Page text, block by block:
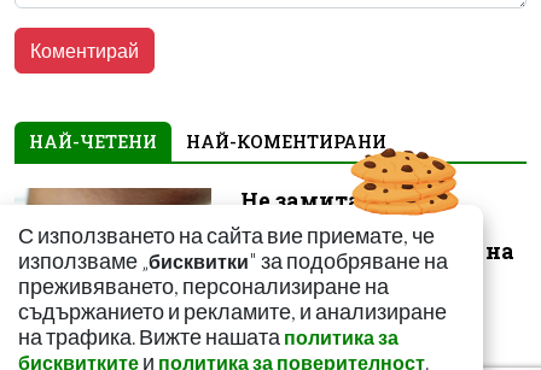
НАЙ-ЧЕТЕНИ НАЙ-КОМЕНТИРАНИ
Не замитайте тези
симптоми: Може да
сигнализират за рак на
щитовидната...
С използването на сайта вие приемате, че
използваме „бисквитки" за подобряване на
преживяването, персонализиране на
съдържанието и рекламите, и анализиране
на трафика. Вижте нашата политика за
бисквитките и политика за поверителност.